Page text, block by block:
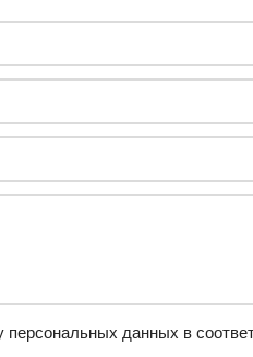
персональных данных в